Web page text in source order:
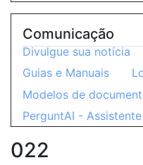
022
Comunicação
Divulgue sua notícia
Guias e Manuais
Modelos de
PerguntAI -